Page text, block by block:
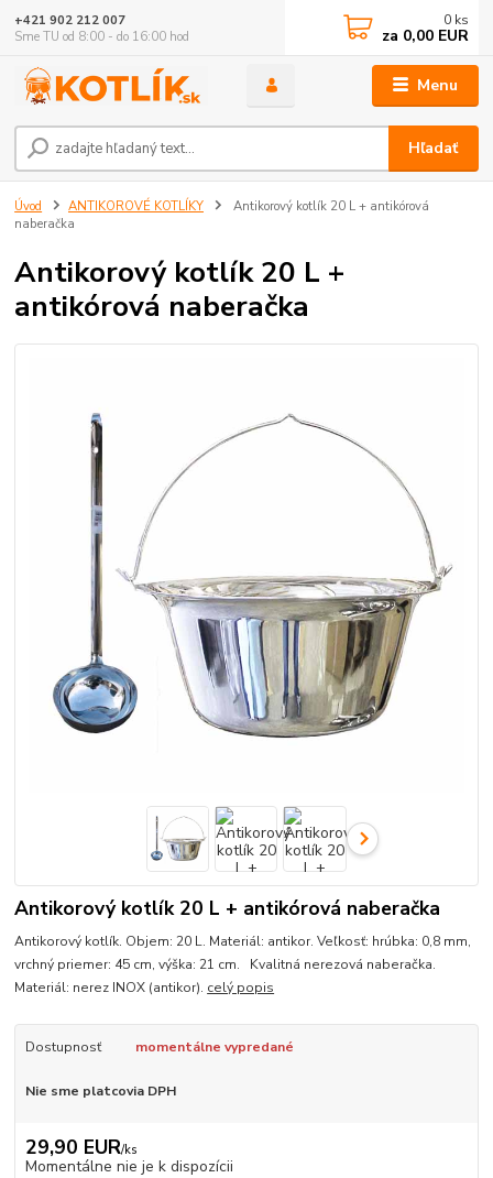
Menu
Hľadať
+421 902 212 007
Sme TU od 8:00 - do 16:00 hod
0 ks
za 0,00 EUR
Úvod ANTIKOROVÉ KOTLÍKY
Antikorový kotlík 20 L + antikórová
naberačka
Antikorový kotlík 20 L +
antikórová naberačka
Antikorový kotlík 20 L + antikórová naberačka
Antikorový kotlík. Objem: 20 L. Materiál: antikor. Veľkosť: hrúbka: 0,8 mm,
vrchný priemer: 45 cm, výška: 21 cm. Kvalitná nerezová naberačka.
Materiál: nerez INOX (antikor). celý popis
Dostupnosť momentálne vypredané
Nie sme platcovia DPH
29,90 EUR/ks
Momentálne nie je k dispozícii